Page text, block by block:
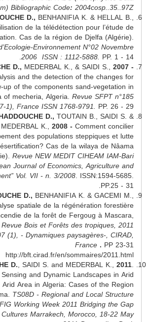
System) Bibliographic Code:
.
HADDOUCHE D.,BENHANIFIA K. &
2006 - Utilisation de la télédétection pour
la déforestation. Cas de la région de Djelfa
Revue d’Ecologie-Environnement N°02
2006 ISSN : 1112-5888.
HADDOUCHE D., MEDERBAL K., & SAIDI
Space analysis and the detection of the
the follow-up of the components sand-
the area of mecheria, Algeria.Revue
(2007-1), France ISSN 1768-9791.
HADDOUCHE D., TOUTAIN B.,
MEDERBAL K.,2008 -
développement des populations
contre la désertification? Cas de la wilaya
(Algérie).Revue NEW MEDIT CIHEAM
“Mediterranean Journal of Economics,
Environment” Vol. VII - n. 3/2008.
HADDOUCHE D.,BENHANIFIA K. &
2011 –Analyse spatiale de la régénération
post-incendie de la forêt de Fergoug à
Algérie.Revue Bois et Forêts des
n°307 (1), - Dynamiques paysagères
France
http://bft.cirad.fr/en/sommaires/
HADDOUCHE D., SAIDI S. and MEDERBAL
Remote Sensing and Dynamic
and Semi Arid Area in Algeria: Cases of
of Nâama.TS08D - Regional and Local
Planning FIG Working Week 2011
between Cultures Marrakech, Morocco,